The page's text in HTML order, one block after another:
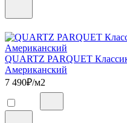
QUARTZ PARQUET
Американский
7 490₽/м2